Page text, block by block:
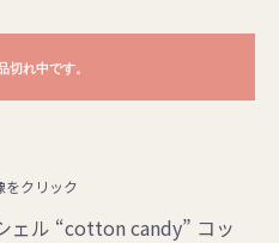
切れ中です。
をクリック
ェル “cotton candy” コッ